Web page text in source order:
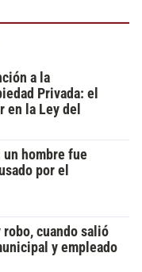
a la
Privada: el
en la Ley del
hombre fue
por el
robo, cuando salió
y empleado